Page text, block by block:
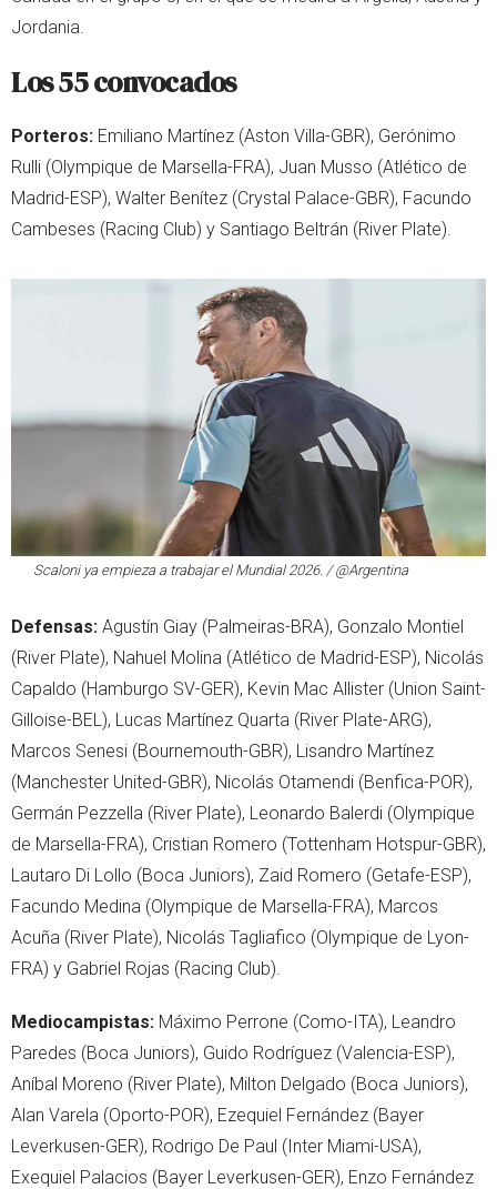
Jordania.
Los 55 convocados
Porteros: Emiliano Martínez (Aston Villa-GBR), Gerónimo
Rulli (Olympique de Marsella-FRA), Juan Musso (Atlético de
Madrid-ESP), Walter Benítez (Crystal Palace-GBR), Facundo
Cambeses (Racing Club) y Santiago Beltrán (River Plate).
Scaloni ya empieza a trabajar el Mundial 2026. / @Argentina
Defensas: Agustín Giay (Palmeiras-BRA), Gonzalo Montiel
(River Plate), Nahuel Molina (Atlético de Madrid-ESP), Nicolás
Capaldo (Hamburgo SV-GER), Kevin Mac Allister (Union Saint-
Gilloise-BEL), Lucas Martínez Quarta (River Plate-ARG),
Marcos Senesi (Bournemouth-GBR), Lisandro Martínez
(Manchester United-GBR), Nicolás Otamendi (Benfica-POR),
Germán Pezzella (River Plate), Leonardo Balerdi (Olympique
de Marsella-FRA), Cristian Romero (Tottenham Hotspur-GBR),
Lautaro Di Lollo (Boca Juniors), Zaid Romero (Getafe-ESP),
Facundo Medina (Olympique de Marsella-FRA), Marcos
Acuña (River Plate), Nicolás Tagliafico (Olympique de Lyon-
FRA) y Gabriel Rojas (Racing Club).
Mediocampistas: Máximo Perrone (Como-ITA), Leandro
Paredes (Boca Juniors), Guido Rodríguez (Valencia-ESP),
Aníbal Moreno (River Plate), Milton Delgado (Boca Juniors),
Alan Varela (Oporto-POR), Ezequiel Fernández (Bayer
Leverkusen-GER), Rodrigo De Paul (Inter Miami-USA),
Exequiel Palacios (Bayer Leverkusen-GER), Enzo Fernández